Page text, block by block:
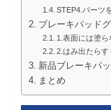
STEP4.パーツ
ブレーキパッド
1.表面には塗ら
2.はみ出たらす
新品ブレーキパ
まとめ